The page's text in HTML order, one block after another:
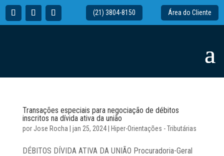
(21) 3804-8150 Área do Cliente
Transações especiais para negociação de débitos
inscritos na dívida ativa da união
por Jose Rocha jan 25, 2024| Hiper-Orientações - Tributárias
DÉBITOS DÍVIDA ATIVA DA UNIÃO Procuradoria-Geral